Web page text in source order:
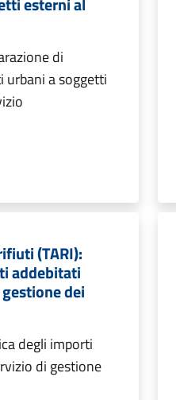
di
a soggetti
(TARI):
addebitati
dei
degli importi
di gestione